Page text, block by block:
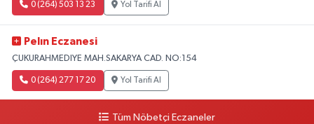
0 (264) 503 13 23 Yol Tarifi Al
Pelın Eczanesi
ÇUKURAHMEDIYE MAH.SAKARYA CAD. NO:154
0 (264) 277 17 20 Yol Tarifi Al
Tüm Nöbetçi Eczaneler